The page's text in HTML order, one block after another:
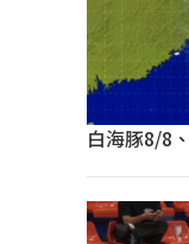
白海豚8/8